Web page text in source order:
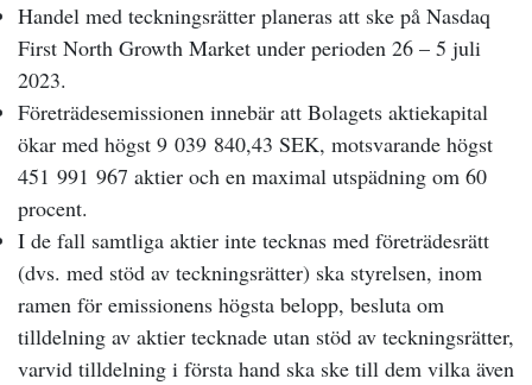
Handel med teckningsrätter planeras att ske på Nasdaq
First North Growth Market under perioden 26 – 5 juli
2023.
Företrädesemissionen innebär att Bolagets aktiekapital
ökar med högst 9 039 840,43 SEK, motsvarande högst
451 991 967 aktier och en maximal utspädning om 60
procent.
I de fall samtliga aktier inte tecknas med företrädesrätt
(dvs. med stöd av teckningsrätter) ska styrelsen, inom
ramen för emissionens högsta belopp, besluta om
tilldelning av aktier tecknade utan stöd av teckningsrätter,
varvid tilldelning i första hand ska ske till dem vilka även